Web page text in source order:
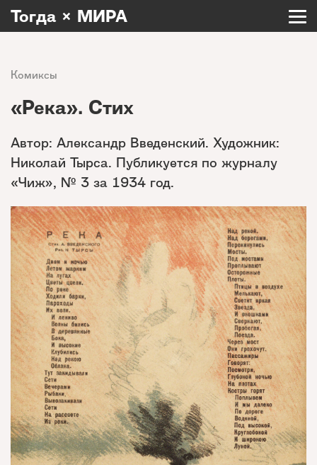
Тогда × МИРА
Комиксы
«Река». Стих
Автор: Александр Введенский. Художник:
Николай Тырса. Публикуется по журналу
«Чиж», № 3 за 1934 год.